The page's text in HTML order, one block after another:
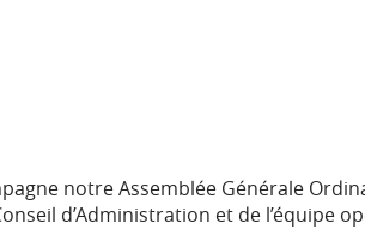
notre Assemblée Générale
d’Administration et de l’équipe